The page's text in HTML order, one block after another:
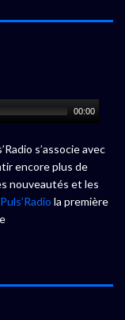
00:00
s’associe avec
encore plus de
nouveautés et les
Puls’Radio la première